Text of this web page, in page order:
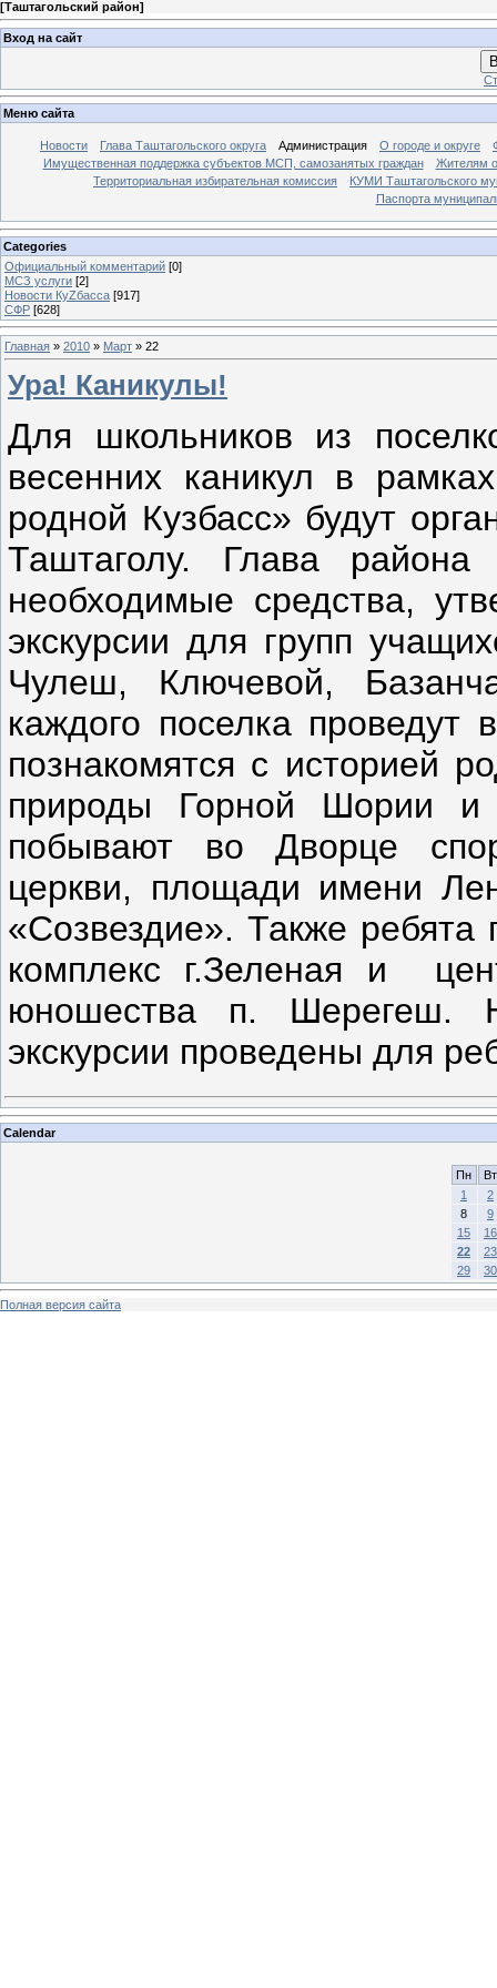
[Таштагольский район]
Вход на сайт
Меню сайта
Новости Глава Таштагольского округа Администрация О городе и округе
Имущественная поддержка субъектов МСП, самозанятых граждан
Жителям
Территориальная избирательная комиссия
КУМИ Таштагольского
Паспорта
Categories
Официальный комментарий [0]
МСЗ услуги [2]
Новости КуZбасса [917]
СФР [628]
Главная » 2010 » Март » 22
Ура! Каникулы!
Для школьников из
весенних каникул в
родной Кузбасс» будут
Таштаголу. Глава
необходимые средства,
экскурсии для групп
Чулеш, Ключевой,
каждого поселка
познакомятся с историей
природы Горной Шории и
побывают во Дворце
церкви, площади имени
«Созвездие». Также ребята
комплекс г.Зеленая и
юношества п. Шерегеш.
экскурсии проведены для
Calendar
Пн
Вт
1
2
8
9
15
16
22
23
29
30
Полная версия сайта